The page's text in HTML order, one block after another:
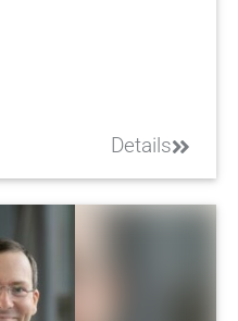
Details